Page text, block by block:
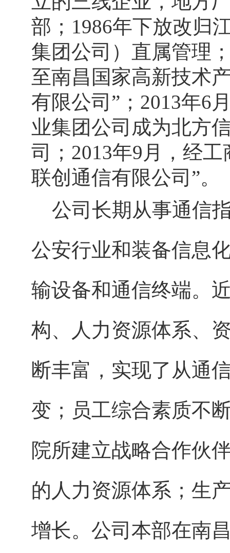
部；1986年下放改归
集团公司）直属管理
至南昌国家高新技术
有限公司”；2013年6
业集团公司成为北方
司；2013年9月，经
联创通信有限公司”。
公司长期从事通信
公安行业和装备信息
输设备和通信终端。
构、人力资源体系、
断丰富，实现了从通
变；员工综合素质不
院所建立战略合作伙
的人力资源体系；生
增长。公司本部在南